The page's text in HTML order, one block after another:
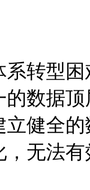
系转型困
的数据
立健全
，无